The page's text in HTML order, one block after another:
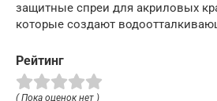
защитные спреи для акриловых
которые создают
Рейтинг
( Пока оценок нет )